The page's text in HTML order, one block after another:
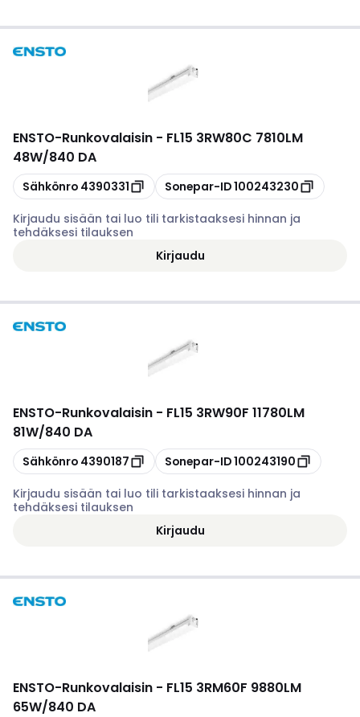
ENSTO-Runkovalaisin - FL15 3RW80C 7810LM
48W/840 DA
Kopioi
Sähkönro 4390331 Kopioi
Sonepar-ID100243230
Kirjaudu sisään tai luo tili tarkistaaksesi hinnan ja
tehdäksesi tilauksen
Kirjaudu
ENSTO-Runkovalaisin - FL15 3RW90F 11780LM
81W/840 DA
Kopioi
Sähkönro 4390187 Kopioi
Sonepar-ID100243190
Kirjaudu sisään tai luo tili tarkistaaksesi hinnan ja
tehdäksesi tilauksen
Kirjaudu
ENSTO-Runkovalaisin - FL15 3RM60F 9880LM
65W/840 DA